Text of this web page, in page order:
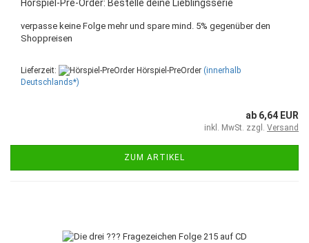
Hörspiel-Pre-Order: Bestelle deine Lieblingsserie
verpasse keine Folge mehr und spare mind. 5% gegenüber den
Shoppreisen
Lieferzeit: Hörspiel-PreOrder (innerhalb
Deutschlands*)
ab 6,64 EUR
inkl. MwSt. zzgl. Versand
ZUM ARTIKEL